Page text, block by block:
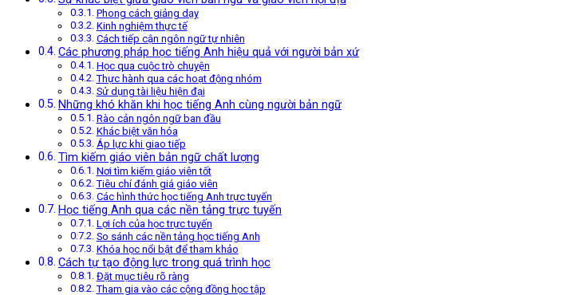
Phong cách giảng dạy
Kinh nghiệm thực tế
Cách tiếp cận ngôn ngữ tự nhiên
Các phương pháp học tiếng Anh hiệu quả với người bản xứ
Học qua cuộc trò chuyện
Thực hành qua các hoạt động nhóm
Sử dụng tài liệu hiện đại
Những khó khăn khi học tiếng Anh cùng người bản ngữ
Rào cản ngôn ngữ ban đầu
Khác biệt văn hóa
Áp lực khi giao tiếp
Tìm kiếm giáo viên bản ngữ chất lượng
Nơi tìm kiếm giáo viên tốt
Tiêu chí đánh giá giáo viên
Các hình thức học tiếng Anh trực tuyến
Học tiếng Anh qua các nền tảng trực tuyến
Lợi ích của học trực tuyến
So sánh các nền tảng học tiếng Anh
Khóa học nổi bật để tham khảo
Cách tự tạo động lực trong quá trình học
Đặt mục tiêu rõ ràng
Tham gia vào các cộng đồng học tập